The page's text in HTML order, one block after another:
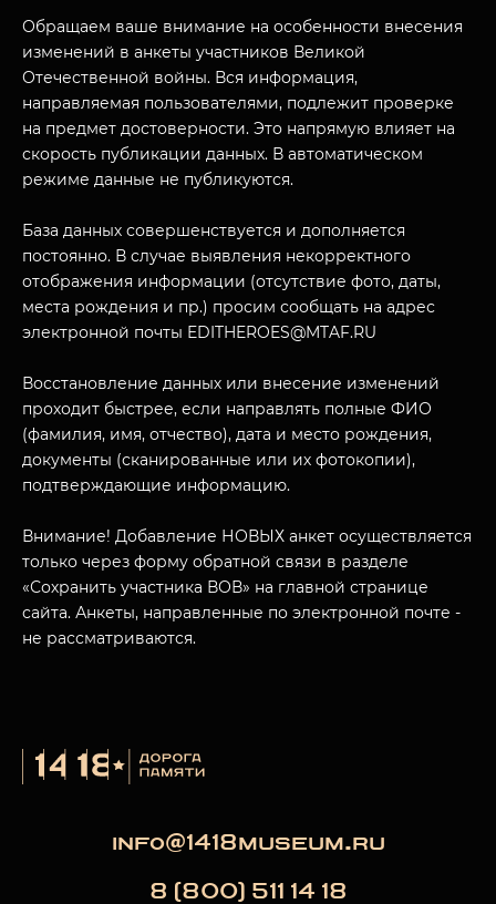
МУЗЕЙНЫЙ КОМПЛЕКС
ПОСЕТИТЕЛЯМ
О НАС
НАЗАД
Обращаем ваше внимание на особенности внесения
изменений в анкеты участников Великой
Отечественной войны. Вся информация,
направляемая пользователями, подлежит проверке
на предмет достоверности. Это напрямую влияет на
скорость публикации данных. В автоматическом
режиме данные не публикуются.
База данных совершенствуется и дополняется
постоянно. В случае выявления некорректного
отображения информации (отсутствие фото, даты,
места рождения и пр.) просим сообщать на адрес
электронной почты EDITHEROES@MTAF.RU
Восстановление данных или внесение изменений
проходит быстрее, если направлять полные ФИО
(фамилия, имя, отчество), дата и место рождения,
документы (сканированные или их фотокопии),
подтверждающие информацию.
Внимание! Добавление НОВЫХ анкет осуществляется
только через форму обратной связи в разделе
«Сохранить участника ВОВ» на главной странице
сайта. Анкеты, направленные по электронной почте -
не рассматриваются.
info@1418museum.ru
8 (800) 511 14 18